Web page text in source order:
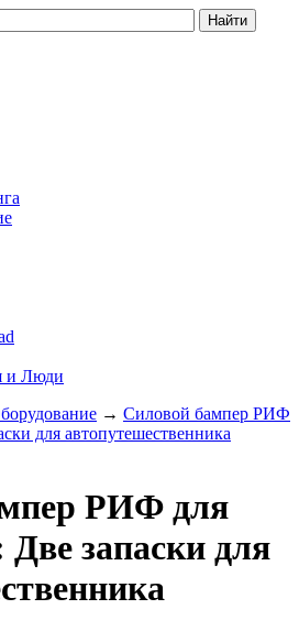
и Люди
→ Силовой бампер РИФ
для автопутешественника
РИФ для
запаски для